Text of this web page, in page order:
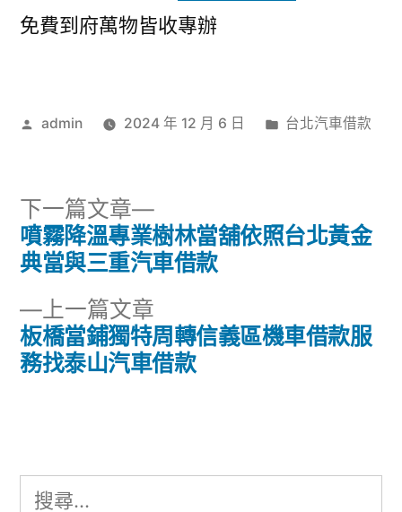
免費到府萬物皆收專辦
作
admin 2024 年 12 月 6 日
分
台北汽車借款
文
導
覽
上一篇文章
一
篇
板橋當鋪獨特周轉信義區機車借款服
務找泰山汽車借款
下一篇文章
下
一
篇
噴霧降溫專業樹林當舖依照台北黃金
典當與三重汽車借款
搜